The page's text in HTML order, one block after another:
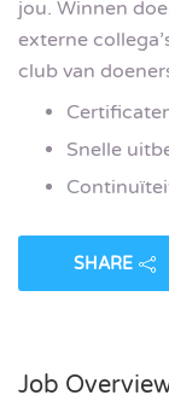
jou. Winnen
externe
club van
Snelle
SHARE
Job